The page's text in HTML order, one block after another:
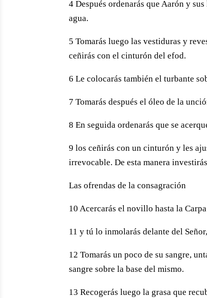
4 Después ordenarás que Aarón y
agua.
5 Tomarás luego las vestiduras y
ceñirás con el cinturón del efod.
6 Le colocarás también el turbante
7 Tomarás después el óleo de la
8 En seguida ordenarás que se
9 los ceñirás con un cinturón y les
irrevocable. De esta manera
Las ofrendas de la consagración
10 Acercarás el novillo hasta la
11 y tú lo inmolarás delante del
12 Tomarás un poco de su sangre,
sangre sobre la base del mismo.
13 Recogerás luego la grasa que